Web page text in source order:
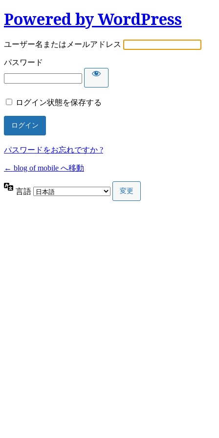
Powered by WordPress
ユーザー名またはメールアドレス
パスワード
ログイン状態を保存する
パスワードをお忘れですか ?
← blog of mobile へ移動
言語